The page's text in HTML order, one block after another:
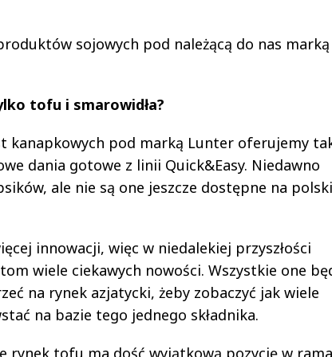
sojowych pod należącą do nas marką
tofu i smarowidła?
kanapkowych pod marką Lunter oferujemy
dania gotowe z linii Quick&Easy. Niedawno
ale nie są one jeszcze dostępne na
innowacji, więc w niedalekiej przyszłości
wiele ciekawych nowości. Wszystkie one
na rynek azjatycki, żeby zobaczyć jak wiele
na bazie tego jednego składnika.
rynek tofu ma dość wyjątkową pozycję w